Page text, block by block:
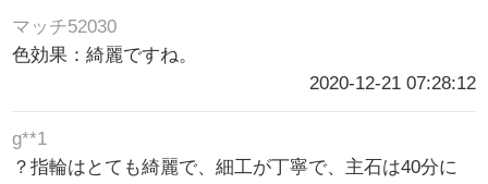
マッチ52030
色効果：綺麗ですね。
2020-12-21 07:28:12
g**1
？指輪はとても綺麗で、細工が丁寧で、主石は40分に